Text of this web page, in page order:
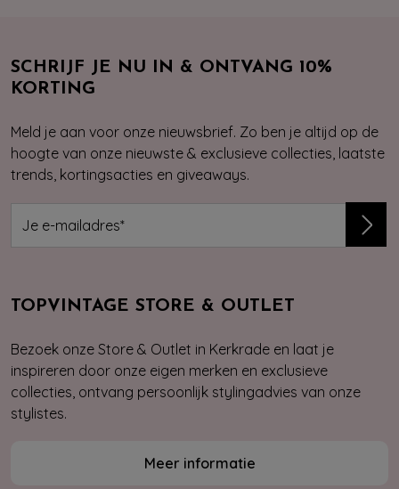
SCHRIJF JE NU IN & ONTVANG 10%
KORTING
Meld je aan voor onze nieuwsbrief. Zo ben je altijd op de
hoogte van onze nieuwste & exclusieve collecties, laatste
trends, kortingsacties en giveaways.
TOPVINTAGE STORE & OUTLET
Bezoek onze Store & Outlet in Kerkrade en laat je
inspireren door onze eigen merken en exclusieve
collecties, ontvang persoonlijk stylingadvies van onze
stylistes.
Meer informatie